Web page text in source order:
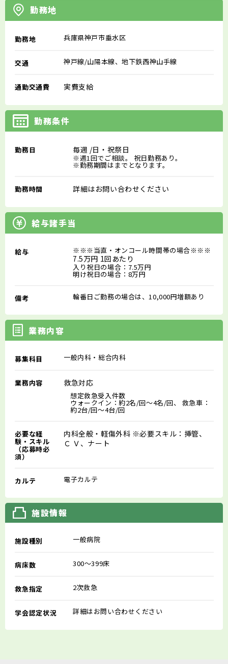
勤務地
勤務地 兵庫県神戸市垂水区
交通 神戸線/山陽本線、地下鉄西神山手線
通勤交通費 実費支給
勤務条件
勤務日 毎週 /日・祝祭日
※週1回でご相談。 祝日勤務あり。
※勤務期間はまでとなります。
勤務時間 詳細はお問い合わせください
給与諸手当
給与 ※※※当直・オンコール時間帯の場合※※※
7.5万円 1回あたり
入り祝日の場合：7.5万円
明け祝日の場合：8万円
備考 輪番日ご勤務の場合は、10,000円増額あり
業務内容
募集科目 一般内科・総合内科
業務内容 救急対応
想定救急受入件数
ウォークイン：約2名/回～4名/回、 救急車：
約2台/回～4台/回
必要な経
験・スキル
（応募時必
須）
内科全般・軽傷外科 ※必要スキル：挿管、
Ｃ Ｖ、ナート
カルテ 電子カルテ
施設情報
施設種別 一般病院
病床数 300～399床
救急指定 2次救急
学会認定状況 詳細はお問い合わせください